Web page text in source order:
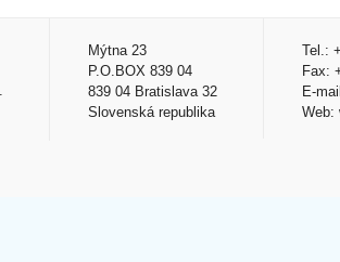
Mýtna 23
P.O.BOX 839 04
839 04 Bratislava 32
Slovenská republika
Tel.:
Fax:
E-
Web: